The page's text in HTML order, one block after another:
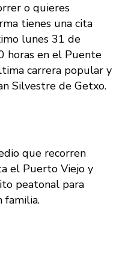
o quieres
tienes una cita
lunes 31 de
horas en el Puente
carrera popular y
Silvestre de Getxo.
que recorren
el Puerto Viejo y
peatonal para
familia.